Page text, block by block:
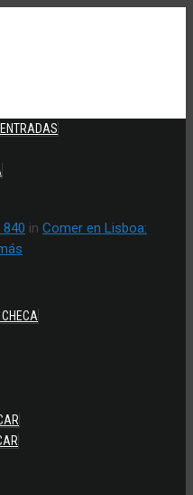
840 in Comer en Lisboa: